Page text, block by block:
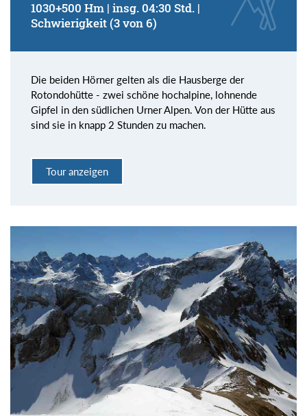
1030+500 Hm | insg. 04:30 Std. |
Schwierigkeit (3 von 6)
Die beiden Hörner gelten als die Hausberge der
Rotondohütte - zwei schöne hochalpine, lohnende
Gipfel in den südlichen Urner Alpen. Von der Hütte aus
sind sie in knapp 2 Stunden zu machen.
Tour anzeigen